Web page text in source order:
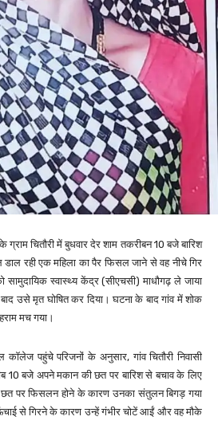
ग्राम चितौरी में बुधवार देर शाम तकरीबन 10 बजे बारिश
डाल रही एक महिला का पैर फिसल जाने से वह नीचे गिर
स्वास्थ्य केंद्र (सीएचसी) माधौगढ़ ले जाया
उसे मृत घोषित कर दिया। घटना के बाद गांव में शोक
मच गया।
कॉलेज पहुंचे परिजनों के अनुसार, गांव चितौरी निवासी
10 बजे अपने मकान की छत पर बारिश से बचाव के लिए
छत पर फिसलन होने के कारण उनका संतुलन बिगड़ गया
से गिरने के कारण उन्हें गंभीर चोटें आईं और वह मौके